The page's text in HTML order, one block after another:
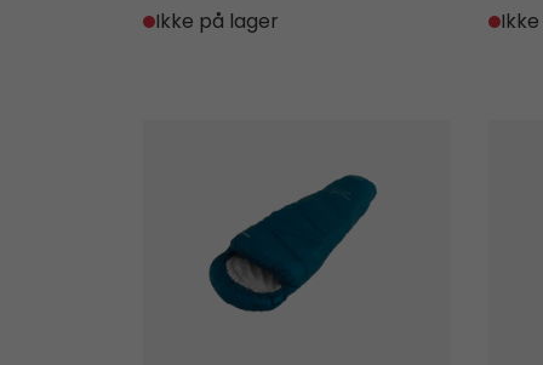
Ikke på lager